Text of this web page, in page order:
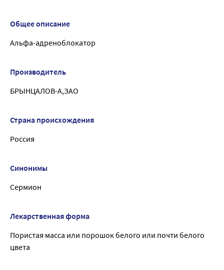
Общее описание
Альфа-адреноблокатор
Производитель
БРЫНЦАЛОВ-А,ЗАО
Страна происхождения
Россия
Синонимы
Сермион
Лекарственная форма
Пористая масса или порошок белого или почти белого
цвета